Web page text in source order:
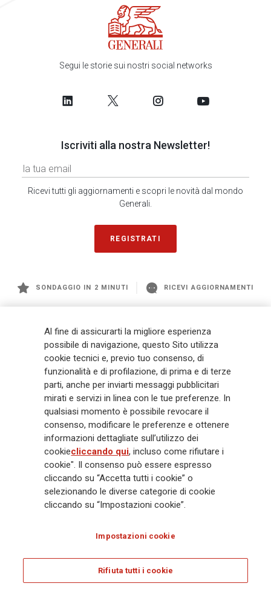
Segui le storie sui nostri social networks
Iscriviti alla nostra Newsletter!
Ricevi tutti gli aggiornamenti e scopri le novità dal mondo
Generali.
REGISTRATI
SONDAGGIO IN 2 MINUTI RICEVI AGGIORNAMENTI
management a livello globale, con premi complessivi pari a € 98,1
miliardi e € 900 miliardi di AUM nel 2025. Fondato nel 1831, con oltre 88
mila dipendenti e 163 mila agenti che servono 75 milioni di clienti, il
Gruppo ha una posizione di leadership in Europa e una presenza
crescente in Asia e America. Al centro della strategia di Generali c'è il suo
impegno Lifetime Partner verso i clienti, realizzato attraverso soluzioni
innovative e personalizzate, un'esperienza cliente di prima classe e le sue
capacità di distribuzione globale digitalizzata. Il Gruppo ha
completamente integrato la sostenibilità in tutte le scelte strategiche, con
l'obiettivo di creare valore per tutti gli stakeholder mentre costruisce una
società più equa e resiliente.
Legal Info Cookie Policy Privacy & GDPR
Al fine di assicurarti la migliore esperienza
possibile di navigazione, questo Sito utilizza
cookie tecnici e, previo tuo consenso, di
funzionalità e di profilazione, di prima e di terze
parti, anche per inviarti messaggi pubblicitari
mirati e servizi in linea con le tue preferenze. In
qualsiasi momento è possibile revocare il
consenso, modificare le preferenze e ottenere
informazioni dettagliate sull’utilizzo dei
cookiecliccando qui, incluso come rifiutare i
cookie". Il consenso può essere espresso
cliccando su “Accetta tutti i cookie” o
selezionando le diverse categorie di cookie
cliccando su “Impostazioni cookie”.
Impostazioni cookie
Rifiuta tutti i cookie